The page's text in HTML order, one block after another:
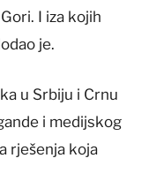
I iza kojih
je.
u Srbiju i Crnu
i medijskog
rješenja koja